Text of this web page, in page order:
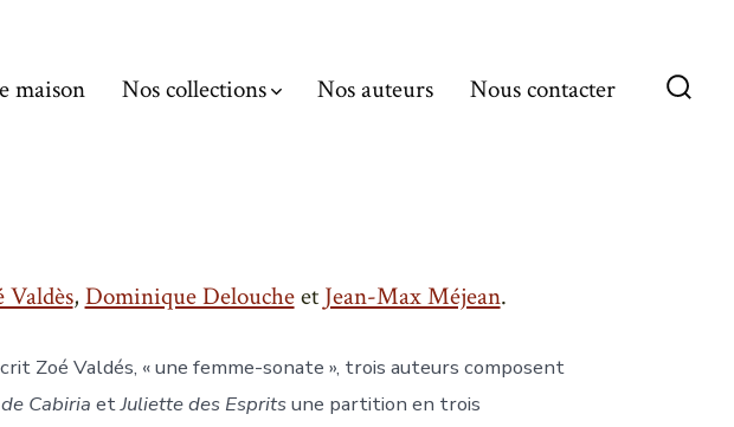
maison Nos collections Nos auteurs Nous contacter
Valdès, Dominique Deloucheet Jean-Max Méjean.
Zoé Valdés, « une femme-sonate », trois auteurs composent
Cabiria etJuliette des Espritsune partition en trois